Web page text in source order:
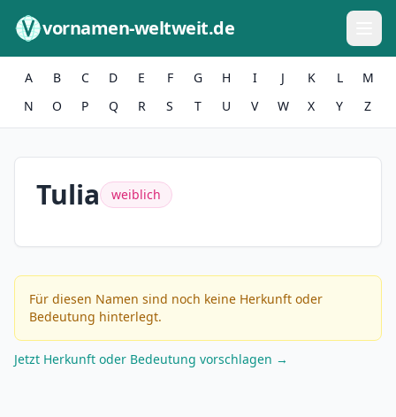
vornamen-weltweit.de
A B C D E F G H I J K L
M
N
O P Q R S T U V W X Y Z
Tulia weiblich
Für diesen Namen sind noch keine Herkunft oder
Bedeutung hinterlegt.
Jetzt Herkunft oder Bedeutung vorschlagen →